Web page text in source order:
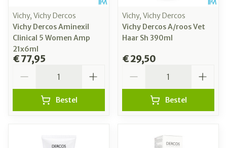
Vichy, Vichy Dercos
Vichy Dercos Aminexil
Clinical 5 Women Amp
21x6ml
€ 77,95
Bestel
Vichy, Vichy Dercos
Vichy Dercos A/roos Vet
Haar Sh 390ml
€ 29,50
Bestel